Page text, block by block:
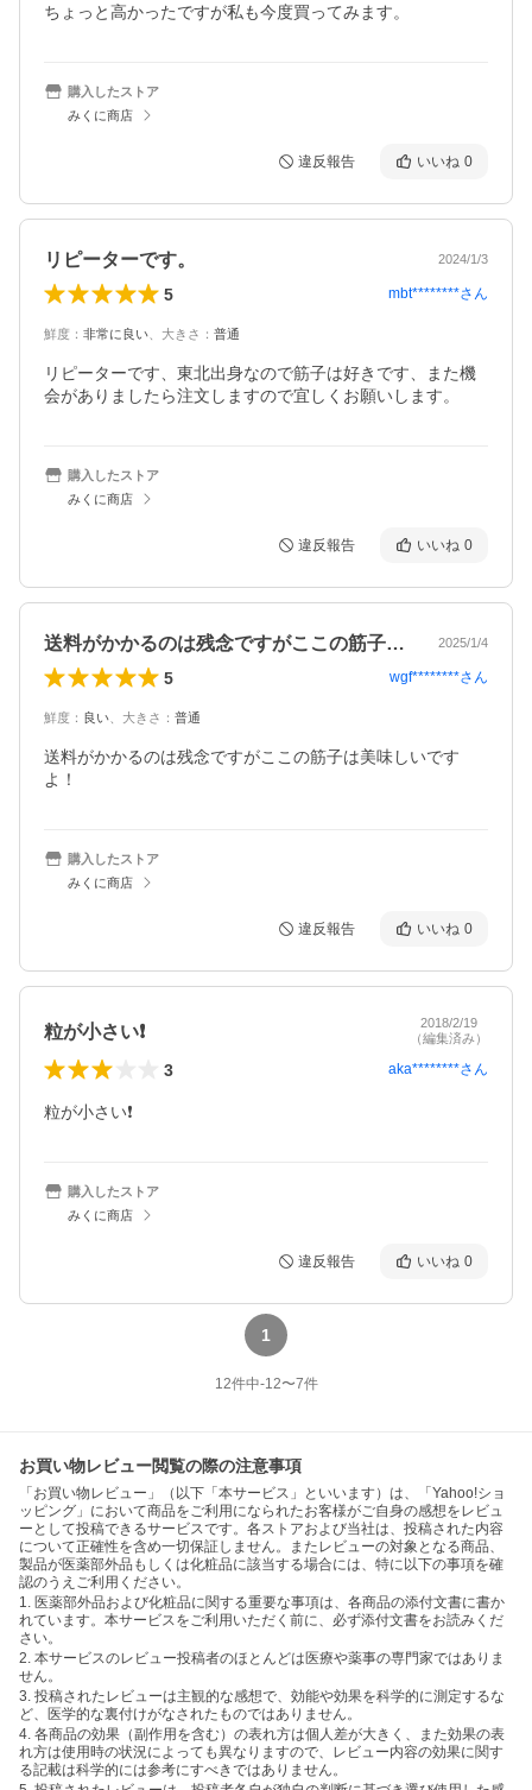
ちょっと高かったですが私も今度買ってみます。
購入したストア
みくに商店
違反報告 いいね 0
リピーターです。 2024/1/3
5 mbt********さん
鮮度 ： 非常に良い 大きさ ： 普通
リピーターです、東北出身なので筋子は好きです、また機
会がありましたら注文しますので宜しくお願いします。
購入したストア
みくに商店
違反報告 いいね 0
送料がかかるのは残念ですがここの筋子は… 2025/1/4
5 wgf********さん
鮮度 ： 良い 大きさ ： 普通
送料がかかるのは残念ですがここの筋子は美味しいです
よ！
購入したストア
みくに商店
違反報告 いいね 0
粒が小さい❗
2018/2/19
（編集済み）
3 aka********さん
粒が小さい❗
購入したストア
みくに商店
違反報告 いいね 0
1
12件中-12〜7件
お買い物レビュー閲覧の際の注意事項
「お買い物レビュー」（以下「本サービス」といいます）は、「Yahoo!ショ
ッピング」において商品をご利用になられたお客様がご自身の感想をレビュ
ーとして投稿できるサービスです。各ストアおよび当社は、投稿された内容
について正確性を含め一切保証しません。またレビューの対象となる商品、
製品が医薬部外品もしくは化粧品に該当する場合には、特に以下の事項を確
認のうえご利用ください。
1. 医薬部外品および化粧品に関する重要な事項は、各商品の添付文書に書か
れています。本サービスをご利用いただく前に、必ず添付文書をお読みくだ
さい。
2. 本サービスのレビュー投稿者のほとんどは医療や薬事の専門家ではありま
せん。
3. 投稿されたレビューは主観的な感想で、効能や効果を科学的に測定するな
ど、医学的な裏付けがなされたものではありません。
4. 各商品の効果（副作用を含む）の表れ方は個人差が大きく、また効果の表
れ方は使用時の状況によっても異なりますので、レビュー内容の効果に関す
る記載は科学的には参考にすべきではありません。